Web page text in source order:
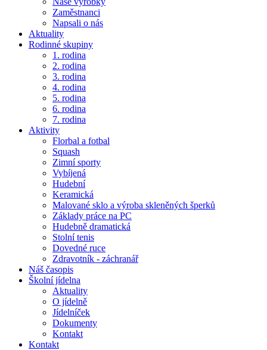
Zaměstnanci
Napsali o nás
Aktuality
Rodinné skupiny
1. rodina
2. rodina
3. rodina
4. rodina
5. rodina
6. rodina
7. rodina
Aktivity
Florbal a fotbal
Squash
Zimní sporty
Vybíjená
Hudební
Keramická
Malované sklo a výroba skleněných šperků
Základy práce na PC
Hudebně dramatická
Stolní tenis
Dovedné ruce
Zdravotník - záchranář
Náš časopis
Školní jídelna
Aktuality
O jídelně
Jídelníček
Dokumenty
Kontakt
Kontakt